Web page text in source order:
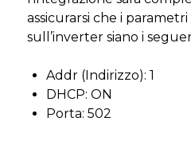
assicurarsi che i
sull’inverter siano i
Addr (Indirizzo): 1
DHCP: ON
Porta: 502